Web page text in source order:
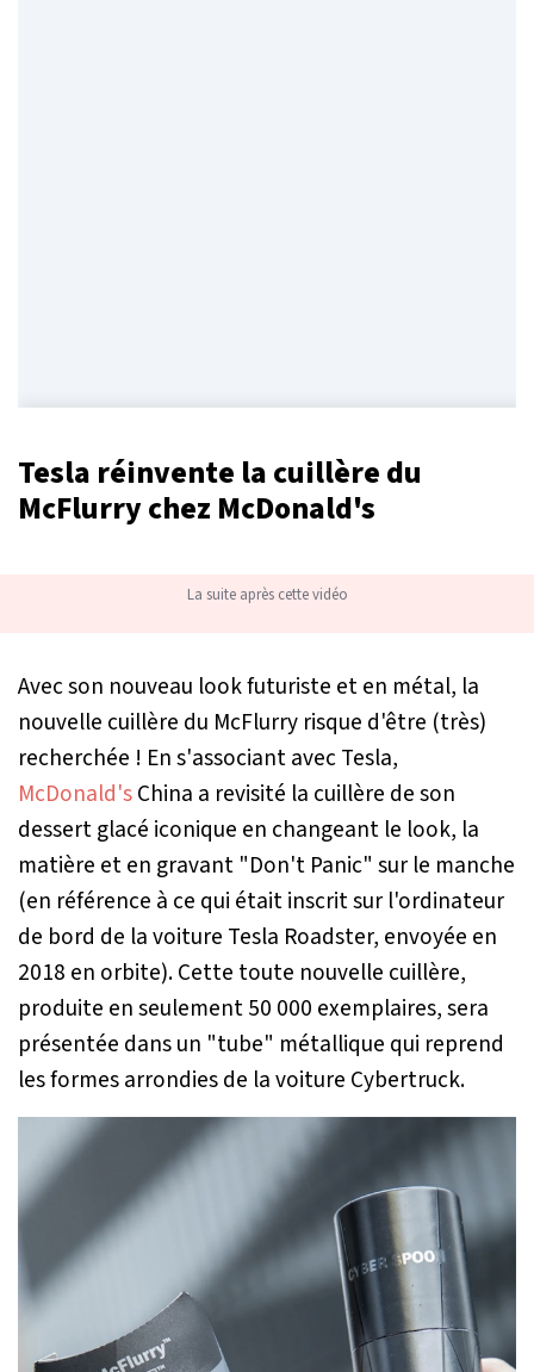
Tesla réinvente la cuillère du
McFlurry chez McDonald's
La suite après cette vidéo
Avec son nouveau look futuriste et en métal, la
nouvelle cuillère du McFlurry risque d'être (très)
recherchée ! En s'associant avec Tesla,
McDonald'sChina a revisité la cuillère de son
dessert glacé iconique en changeant le look, la
matière et en gravant "Don't Panic" sur le manche
(en référence à ce qui était inscrit sur l'ordinateur
de bord de la voiture Tesla Roadster, envoyée en
2018 en orbite). Cette toute nouvelle cuillère,
produite en seulement 50 000 exemplaires, sera
présentée dans un "tube" métallique qui reprend
les formes arrondies de la voiture Cybertruck.